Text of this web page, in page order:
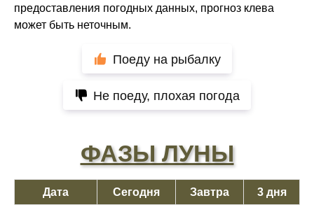
предоставления погодных данных, прогноз клева
может быть неточным.
Поеду на рыбалку
Не поеду, плохая погода
ФАЗЫ ЛУНЫ
Дата Сегодня Завтра 3 дня